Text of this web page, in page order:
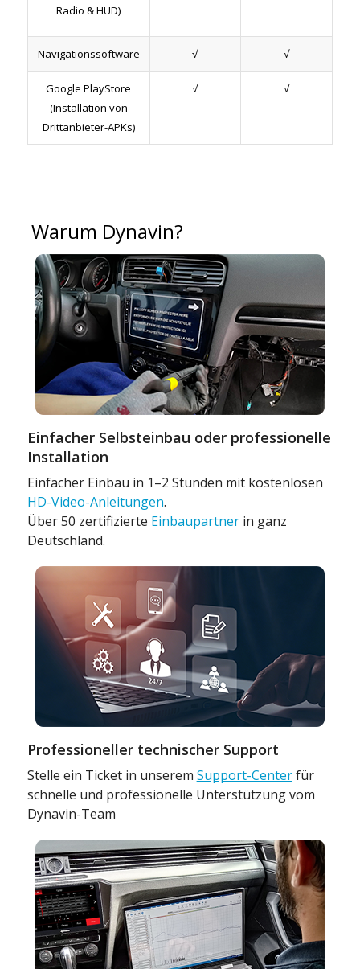
Radio & HUD)
Navigationssoftware √ √
Google PlayStore
(Installation von
Drittanbieter-APKs)
√ √
Warum Dynavin?
Einfacher Selbsteinbau oder professionelle
Installation
Einfacher Einbau in 1–2 Stunden mit kostenlosen
HD-Video-Anleitungen.
Über 50 zertifizierte Einbaupartnerin ganz
Deutschland.
Professioneller technischer Support
Stelle ein Ticket in unserem Support-Centerfür
schnelle und professionelle Unterstützung vom
Dynavin-Team